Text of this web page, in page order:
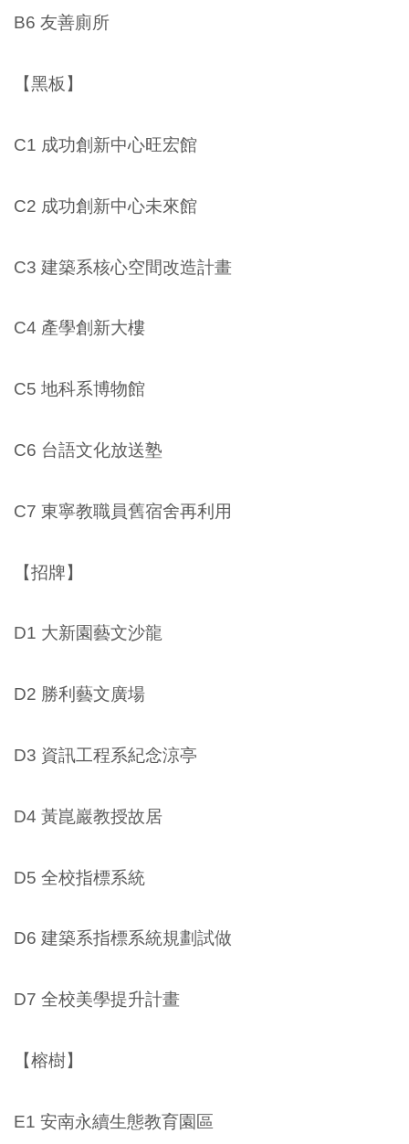
B6 友善廁所
【黑板】
C1 成功創新中心旺宏館
C2 成功創新中心未來館
C3 建築系核心空間改造計畫
C4 產學創新大樓
C5 地科系博物館
C6 台語文化放送塾
C7 東寧教職員舊宿舍再利用
【招牌】
D1 大新園藝文沙龍
D2 勝利藝文廣場
D3 資訊工程系紀念涼亭
D4 黃崑巖教授故居
D5 全校指標系統
D6 建築系指標系統規劃試做
D7 全校美學提升計畫
【榕樹】
E1 安南永續生態教育園區